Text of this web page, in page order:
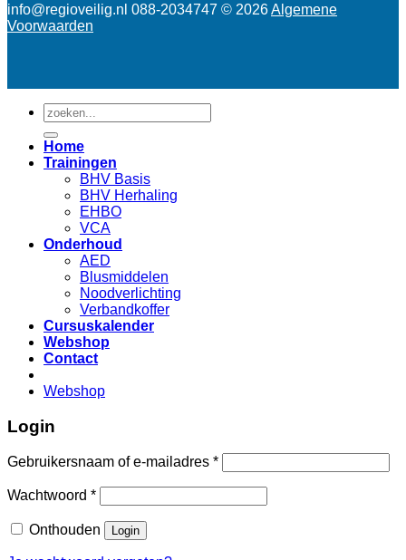
info@regioveilig.nl 088-2034747 © 2026Algemene
Voorwaarden
Zoeken
naar:
Home
Trainingen
BHV Basis
BHV Herhaling
EHBO
VCA
Onderhoud
AED
Blusmiddelen
Noodverlichting
Verbandkoffer
Cursuskalender
Webshop
Contact
Webshop
Login
Gebruikersnaam of e-mailadres *
Wachtwoord *
Onthouden Login